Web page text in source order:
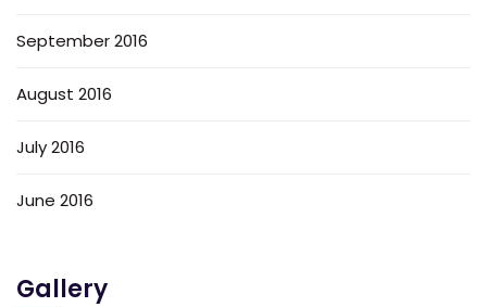
September 2016
August 2016
July 2016
June 2016
Gallery